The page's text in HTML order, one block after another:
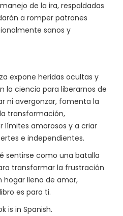
de la ira, respaldadas
a romper patrones
sanos y
expone heridas ocultas y
la ciencia para liberarnos de
ni avergonzar, fomenta la
transformación,
límites amorosos y a criar
e independientes.
sentirse como una batalla
transformar la frustración
hogar lleno de amor,
es para ti.
is in Spanish.